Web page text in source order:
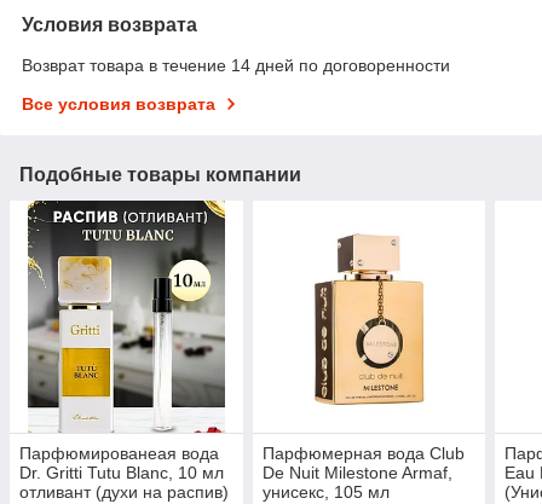
Условия возврата
Возврат товара в течение 14 дней по договоренности
Все условия возврата
Подобные товары компании
Парфюмированеая вода
Dr. Gritti Tutu Blanc, 10 мл
отливант (духи на распив)
Парфюмерная вода Club
De Nuit Milestone Armaf,
унисекс, 105 мл
Eau